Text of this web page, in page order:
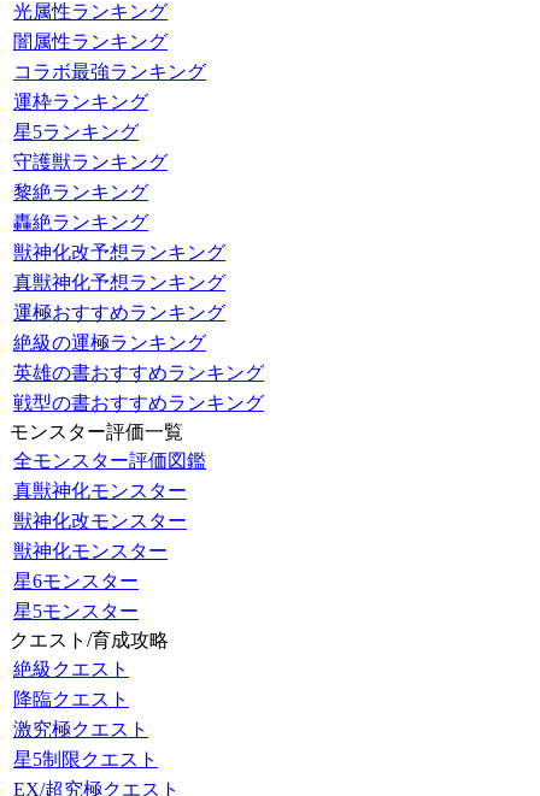
光属性ランキング
闇属性ランキング
コラボ最強ランキング
運枠ランキング
星5ランキング
守護獣ランキング
黎絶ランキング
轟絶ランキング
獣神化改予想ランキング
真獣神化予想ランキング
運極おすすめランキング
絶級の運極ランキング
英雄の書おすすめランキング
戦型の書おすすめランキング
モンスター評価一覧
全モンスター評価図鑑
真獣神化モンスター
獣神化改モンスター
獣神化モンスター
星6モンスター
星5モンスター
クエスト/育成攻略
絶級クエスト
降臨クエスト
激究極クエスト
星5制限クエスト
EX/超究極クエスト